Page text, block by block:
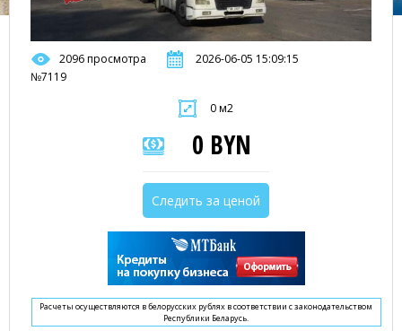
2096 просмотра
2026-06-05 15:09:15
№7119
0 м2
0 BYN
Следить за ценой
Расчеты осуществляются в белорусских рублях в соответствии с законодательством
Республики Беларусь.